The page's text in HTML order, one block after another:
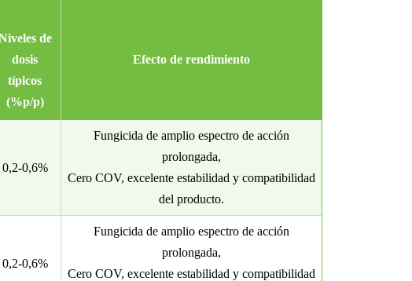
de
dosis
típicos
(%p/p)
Efecto de rendimiento
0,2-0,6%
Fungicida de amplio espectro de acción
prolongada,
Cero COV, excelente estabilidad y compatibilidad
del producto.
0,2-0,6%
Fungicida de amplio espectro de acción
prolongada,
Cero COV, excelente estabilidad y compatibilidad